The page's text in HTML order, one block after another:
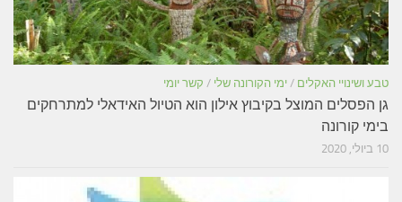
טבע ושינויי האקלים / ימי הקורונה שלי / קשר יומי
גן הפסלים המוצל בקיבוץ אילון הוא הטיול האידאלי למתרחקים
בימי קורונה
10 ביולי, 2020